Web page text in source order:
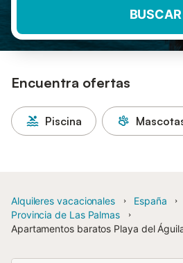
BUSCAR
Encuentra ofertas
Piscina
Alquileres vacacionales España
Provincia de Las Palmas
Apartamentos baratos Playa del